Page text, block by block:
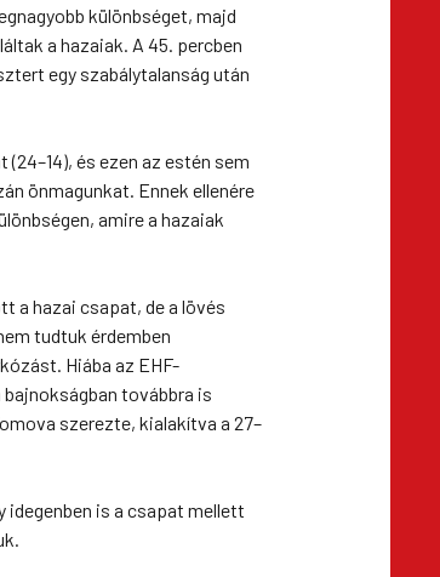
különbséget, majd
a hazaiak. A 45. percben
egy szabálytalanság után
és ezen az estén sem
önmagunkat. Ennek ellenére
amire a hazaiak
a hazai csapat, de a lövés
tudtuk érdemben
Hiába az EHF-
továbbra is
szerezte, kialakítva a 27–
is a csapat mellett
0